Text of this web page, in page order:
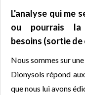
L'analyse qui me
ou pourrais la
besoins (sortie de
Nous sommes sur
Dionysols répond
que nous lui avons